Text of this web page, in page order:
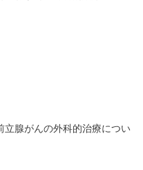
立腺がんの外科的治療につい